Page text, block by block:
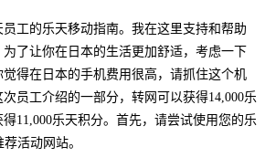
工的乐天移动指南。我在这里支持和帮助
了让你在日本的生活更加舒适，考虑一下
得在日本的手机费用很高，请抓住这个机
员工介绍的一部分，转网可以获得14,000乐
11,000乐天积分。首先，请尝试使用您的乐
活动网站。